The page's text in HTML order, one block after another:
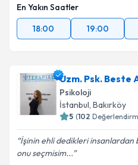
En Yakın Saatler
18:00
19:00
Uzm. Psk. Beste
Psikoloji
İstanbul, Bakırköy
5 (102
İşinin ehli dedikleri insanlardan
onu seçmisim...